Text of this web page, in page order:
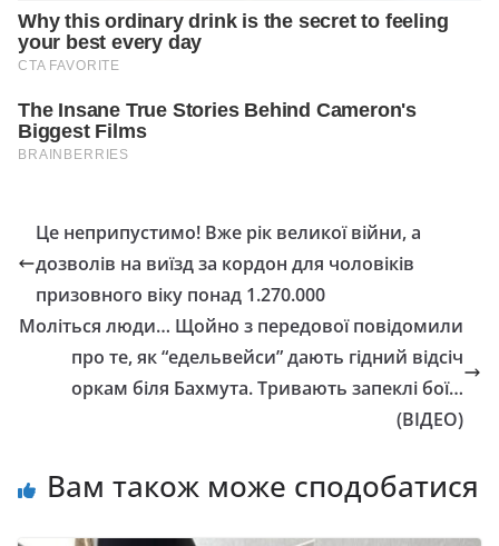
Це неприпустимо! Вже рік великої війни, а
дозволів на виїзд за кордон для чоловіків
призовного віку понад 1.270.000
Моліться люди… Щойно з передової повідомили
про те, як “едельвейси” дають гідний відсіч
оркам біля Бахмута. Тривають запеклі бої…
(ВІДЕО)
Вам також може сподобатися